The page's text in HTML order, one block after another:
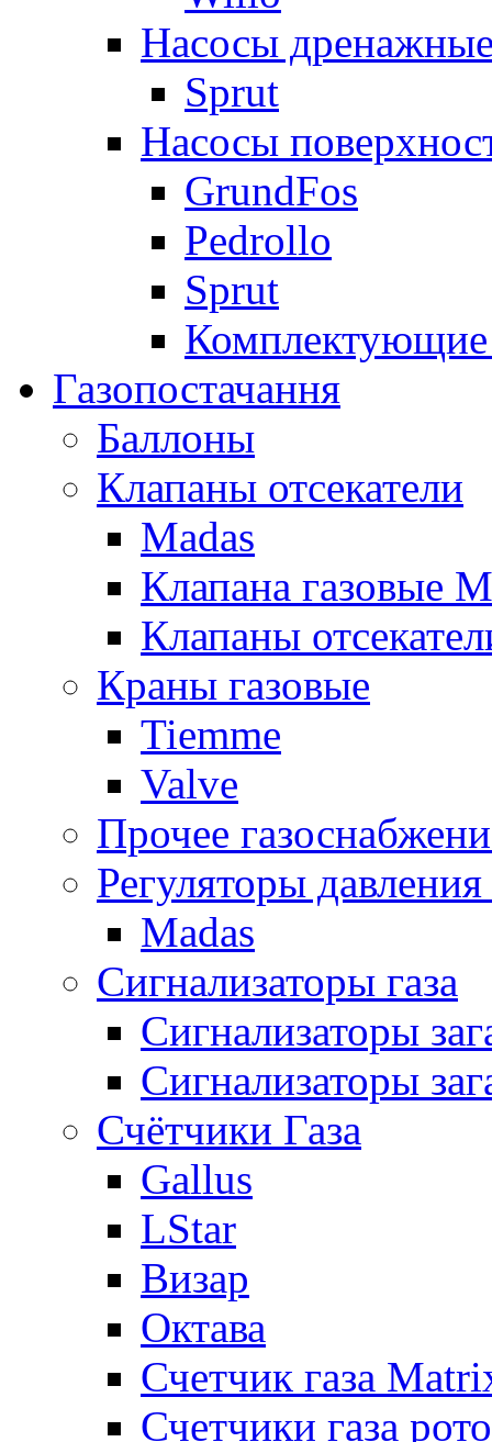
Насосы
Sprut
Насосы
GrundFos
Pedrollo
Sprut
Комплектующие
Газопостачання
Баллоны
Клапаны отсекатели
Madas
Клапана газовые
Клапаны
Краны газовые
Tiemme
Valve
Прочее
Регуляторы давления
Madas
Сигнализаторы газа
Сигнализаторы
Сигнализаторы
Счётчики Газа
Gallus
LStar
Визар
Октава
Счетчик газа
Счетчики газа